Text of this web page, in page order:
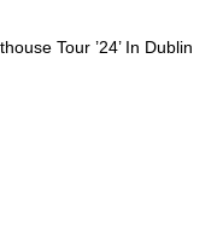
Tour ’24’ In Dublin